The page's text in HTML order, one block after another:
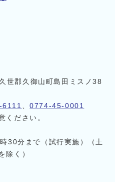
郡久御山町島田ミスノ38
、0774-45-0001
ください。
30分まで（試行実施）（土
除く）